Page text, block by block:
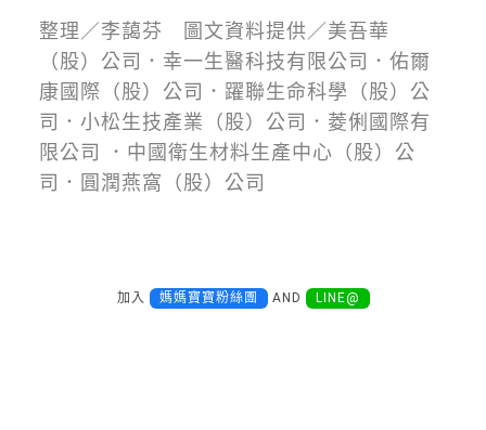
整理／李藹芬 圖文資料提供／美吾華
（股）公司．幸一生醫科技有限公司．佑爾
康國際（股）公司．躍聯生命科學（股）公
司．小松生技產業（股）公司．菱俐國際有
限公司 ．中國衛生材料生產中心（股）公
司．圓潤燕窩（股）公司
加入 媽媽寶寶粉絲團 AND LINE@